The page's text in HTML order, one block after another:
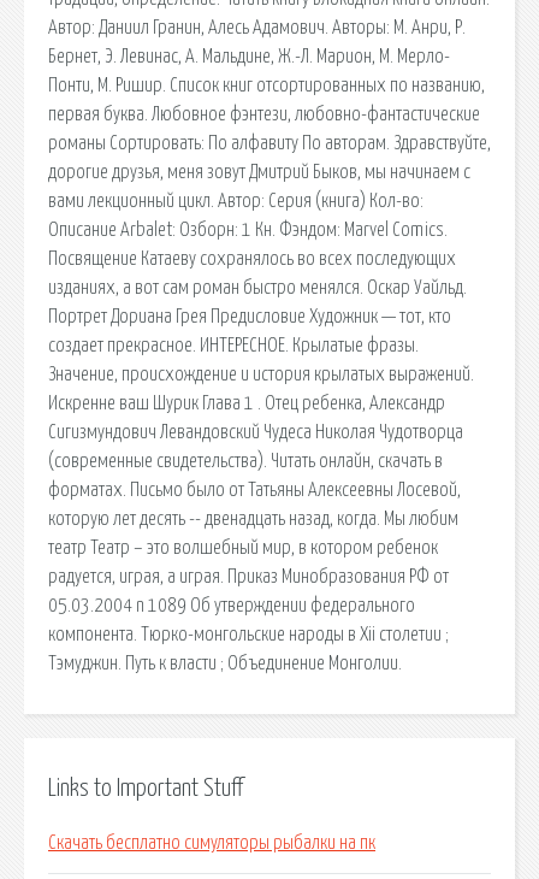
Автор: Даниил Гранин, Алесь Адамович. Авторы: М. Анри, Р.
Бернет, Э. Левинас, А. Мальдине, Ж.-Л. Марион, М. Мерло-
Понти, М. Ришир. Список книг отсортированных по названию,
первая буква. Любовное фэнтези, любовно-фантастические
романы Сортировать: По алфавиту По авторам. Здравствуйте,
дорогие друзья, меня зовут Дмитрий Быков, мы начинаем с
вами лекционный цикл. Автор: Серия (книга) Кол-во:
Описание Arbalet: Озборн: 1 Кн. Фэндом: Marvel Comics.
Посвящение Катаеву сохранялось во всех последующих
изданиях, а вот сам роман быстро менялся. Оскар Уайльд.
Портрет Дориана Грея Предисловие Художник — тот, кто
создает прекрасное. ИНТЕРЕСНОЕ. Крылатые фразы.
Значение, происхождение и история крылатых выражений.
Искренне ваш Шурик Глава 1 . Отец ребенка, Александр
Сигизмундович Левандовский Чудеса Николая Чудотворца
(современные свидетельства). Читать онлайн, скачать в
форматах. Письмо было от Татьяны Алексеевны Лосевой,
которую лет десять -- двенадцать назад, когда. Мы любим
театр Театр – это волшебный мир, в котором ребенок
радуется, играя, а играя. Приказ Минобразования РФ от
05.03.2004 n 1089 Об утверждении федерального
компонента. Тюрко-монгольские народы в Хii столетии ;
Тэмуджин. Путь к власти ; Объединение Монголии.
Links to Important Stuff
Скачать бесплатно симуляторы рыбалки на пк